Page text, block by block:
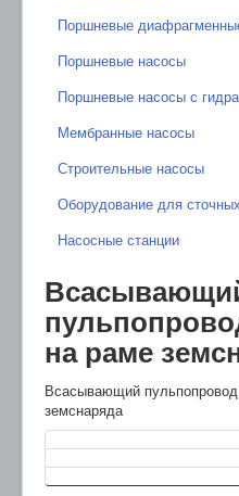
Поршневые
Поршневые насосы
Поршневые насосы с
Мембранные насосы
Строительные насосы
Оборудование для
Насосные станции
на раме
Всасывающий
земснаряда